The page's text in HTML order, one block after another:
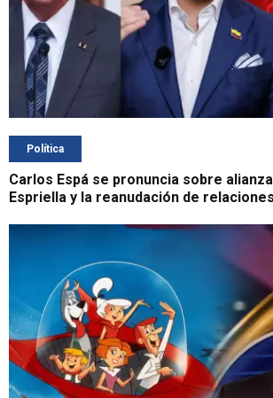
Política
Carlos Espá se pronuncia sobre
Espriella y la reanudación de